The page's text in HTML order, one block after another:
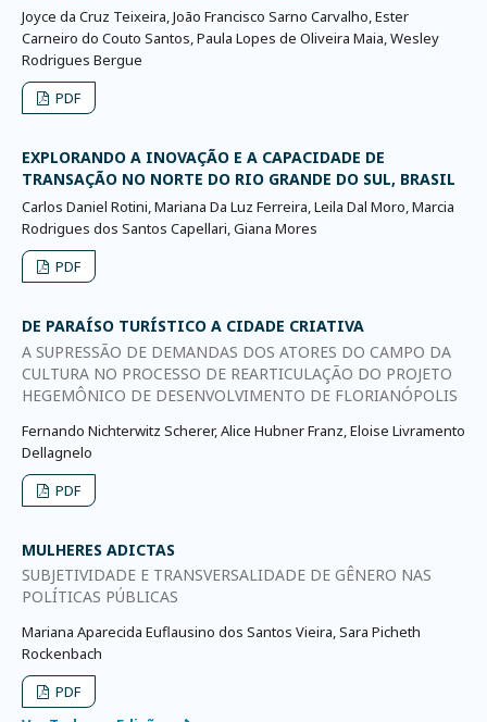
Joyce da Cruz Teixeira, João Francisco Sarno Carvalho, Ester
Carneiro do Couto Santos, Paula Lopes de Oliveira Maia, Wesley
Rodrigues Bergue
PDF
EXPLORANDO A INOVAÇÃO E A CAPACIDADE DE
TRANSAÇÃO NO NORTE DO RIO GRANDE DO SUL, BRASIL
Carlos Daniel Rotini, Mariana Da Luz Ferreira, Leila Dal Moro, Marcia
Rodrigues dos Santos Capellari, Giana Mores
PDF
DE PARAÍSO TURÍSTICO A CIDADE CRIATIVA
A SUPRESSÃO DE DEMANDAS DOS ATORES DO CAMPO DA
CULTURA NO PROCESSO DE REARTICULAÇÃO DO PROJETO
HEGEMÔNICO DE DESENVOLVIMENTO DE FLORIANÓPOLIS
Fernando Nichterwitz Scherer, Alice Hubner Franz, Eloise Livramento
Dellagnelo
PDF
MULHERES ADICTAS
SUBJETIVIDADE E TRANSVERSALIDADE DE GÊNERO NAS
POLÍTICAS PÚBLICAS
Mariana Aparecida Euflausino dos Santos Vieira, Sara Picheth
Rockenbach
PDF